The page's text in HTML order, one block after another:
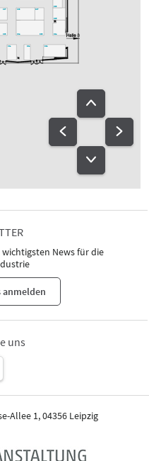
D04
C01
C07
C04 D03
D02
D07
D06
D01
D08
C03
C08
wichtigsten News für die
uns
Allee 1, 04356 Leipzig